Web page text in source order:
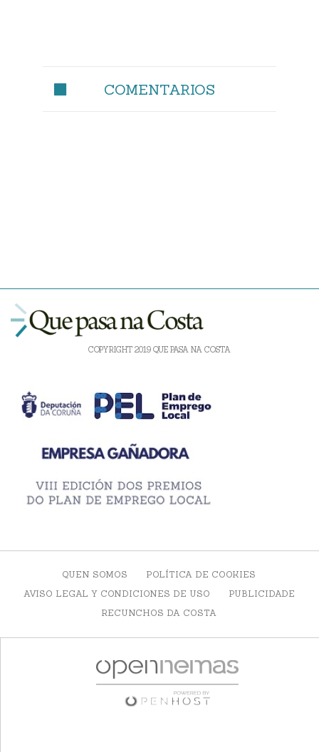
COMENTARIOS
COPYRIGHT 2019 QUE PASA NA COSTA
QUEN SOMOS
POLÍTICA DE COOKIES
AVISO LEGAL Y CONDICIONES DE USO
PUBLICIDADE
RECUNCHOS DA COSTA